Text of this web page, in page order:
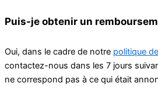
Puis-je obtenir un
Oui, dans le cadre de notre politique
contactez-nous dans les 7 jours
ne correspond pas à ce qui était